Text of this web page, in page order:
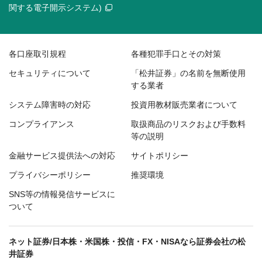
関する電子開示システム)
各口座取引規程 各種犯罪手口とその対策
セキュリティについて
「松井証券」の名前を無断使用
する業者
システム障害時の対応 投資用教材販売業者について
コンプライアンス
取扱商品のリスクおよび手数料
等の説明
金融サービス提供法への対応 サイトポリシー
プライバシーポリシー 推奨環境
SNS等の情報発信サービスに
ついて
ネット証券/日本株・米国株・投信・FX・NISAなら証券会社の松
井証券